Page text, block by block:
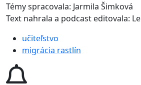
Témy spracovala: Jarmila Šimková
Text nahrala a podcast editovala:
učiteľstvo
migrácia rastlín